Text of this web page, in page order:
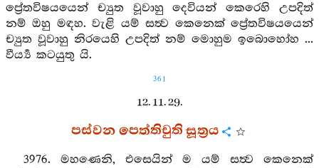
ප්‍රේතවිෂයයෙන් ච්‍යුත වූවාහු දෙවියන් කෙරෙහි උපදිත්
නම් ඔහු මඳහ. වැළි යම් සත්‍ව කෙනෙක් ප්‍රේතවිෂයයෙන්
ච්‍යුත වූවාහු නිරයෙහි උපදිත් නම් මොහුම ඉබොහෝහ ...
වීර්‍ය්‍ය කටයුතු යි.
361
12. 11. 29.
පස්වන පෙත්තිචුති සූත්‍රය
3976. මහණෙනි, එසෙයින් ම යම් සත්‍ව කෙනෙක්